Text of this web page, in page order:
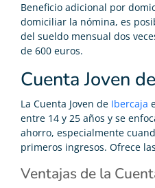
Beneficio adicional por
domiciliar la nómina, es
del sueldo mensual dos
de 600 euros.
Cuenta Joven
La Cuenta Joven de Ibercaja
entre 14 y 25 años y se
ahorro, especialmente
primeros ingresos. Ofrece
Ventajas de la